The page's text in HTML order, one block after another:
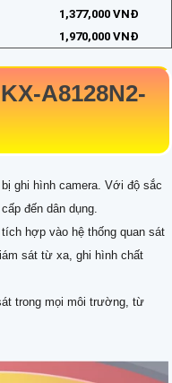
1,377,000 VNĐ
1,970,000 VNĐ
KX-A8128N2-
ghi hình camera. Với độ sắc
đến dân dụng.
hợp vào hệ thống quan sát
sát từ xa, ghi hình chất
trong mọi môi trường, từ